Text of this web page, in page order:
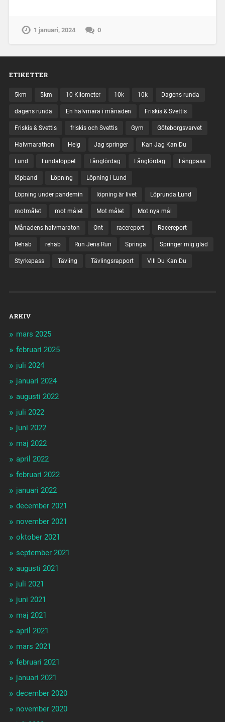
1 januari, 2024 0
ETIKETTER
5km 5km 10 Kilometer 10k 10k Dagens runda
dagens runda En halvmara i månaden Friskis & Svettis
Friskis & Svettis friskis och Svettis Gym Göteborgsvarvet
Halvmarathon Helg Jag springer Kan Jag Kan Du
Lund Lundaloppet Långlördag Långlördag Långpass
löpband Löpning Löpning i Lund
Löpning under pandemin löpning är livet Löprunda Lund
motmålet mot målet Mot målet Mot nya mål
Månadens halvmaraton Ont racereport Racereport
Rehab rehab Run Jens Run Springa Springer mig glad
Styrkepass Tävling Tävlingsrapport Vill Du Kan Du
ARKIV
mars 2025
februari 2025
juli 2024
januari 2024
augusti 2022
juli 2022
juni 2022
maj 2022
april 2022
februari 2022
januari 2022
december 2021
november 2021
oktober 2021
september 2021
augusti 2021
juli 2021
juni 2021
maj 2021
april 2021
mars 2021
februari 2021
januari 2021
december 2020
november 2020